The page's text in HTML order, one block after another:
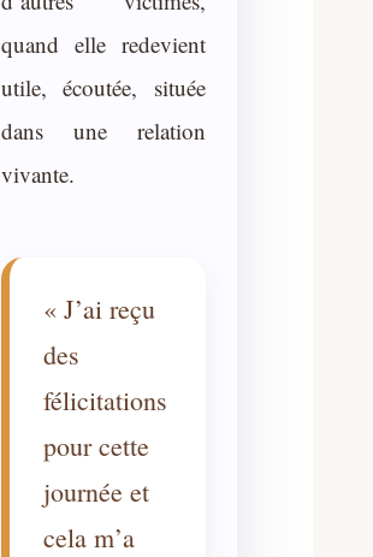
quand elle redevient
utile, écoutée, située
dans une relation
vivante.
« J’ai reçu
des
félicitations
pour cette
journée et
cela m’a